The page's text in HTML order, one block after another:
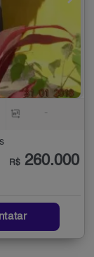
R$ 260.000